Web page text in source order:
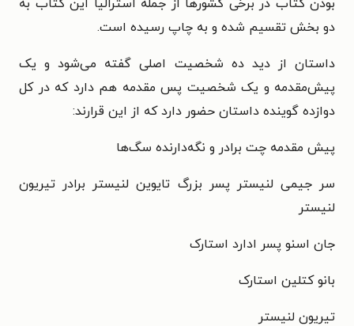
بودن کتاب در برخی کشورها از جمله استرالیا این کتاب به
دو بخش تقسیم شده و به چاپ رسیده است.
داستان از دید ده شخصیت اصلی گفته می‌شود و یک
پیش‌مقدمه و یک شخصیت پس مقدمه هم دارد که در کل
دوازده گوینده داستان حضور دارد که از این قرارند:
پیش مقدمه چت برادر و نگه‌دارنده سگ‌ها
سر جیمی لنیستر پسر بزرگ تایوین لنیستر برادر تیریون
لنیستر
جان اسنو پسر ادارد استارک
بانو کتلین استارک
تیریون لنیستر